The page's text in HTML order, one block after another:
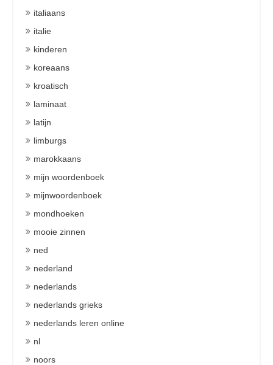
italiaans
italie
kinderen
koreaans
kroatisch
laminaat
latijn
limburgs
marokkaans
mijn woordenboek
mijnwoordenboek
mondhoeken
mooie zinnen
ned
nederland
nederlands
nederlands grieks
nederlands leren online
nl
noors